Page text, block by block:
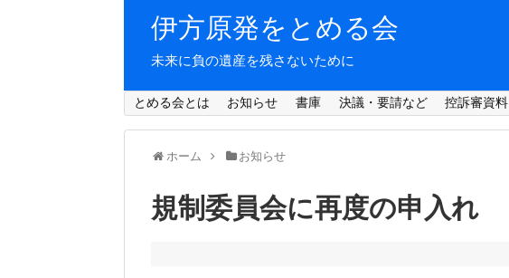
伊方原発をとめる会
未来に負の遺産を残さないために
とめる会とは お知らせ 書庫 決議・要請など 控訴審資料
ホーム お知らせ
規制委員会に再度の申入れ